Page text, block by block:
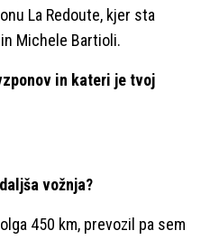
La Redoute, kjer sta
Michele Bartioli.
in kateri je tvoj
vožnja?
450 km, prevozil pa sem